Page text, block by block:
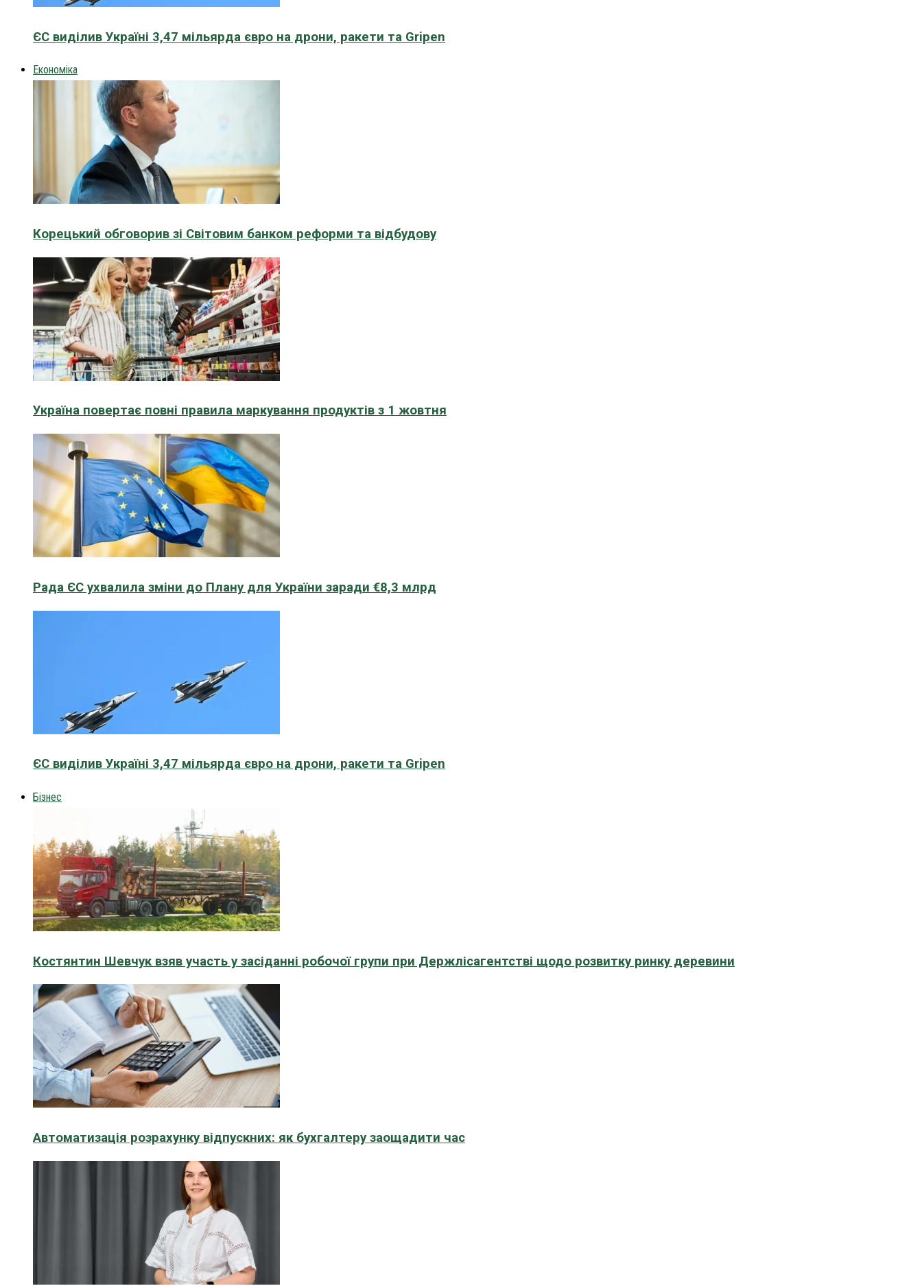
ЄС виділив Україні 3,47 мільярда євро на дрони, ракети та Gripen
Економіка
Корецький обговорив зі Світовим банком реформи та відбудову
Україна повертає повні правила маркування продуктів з 1 жовтня
Рада ЄС ухвалила зміни до Плану для України заради €8,3 млрд
ЄС виділив Україні 3,47 мільярда євро на дрони, ракети та Gripen
Бізнес
Костянтин Шевчук взяв участь у засіданні робочої групи при Держлісагентстві щодо розвитку ринку деревини
Автоматизація розрахунку відпускних: як бухгалтеру заощадити час